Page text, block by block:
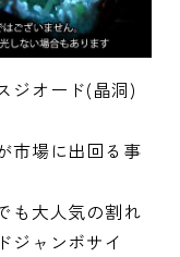
ジオード(晶洞)
市場に出回る事
も大人気の割れ
ジャンボサイ